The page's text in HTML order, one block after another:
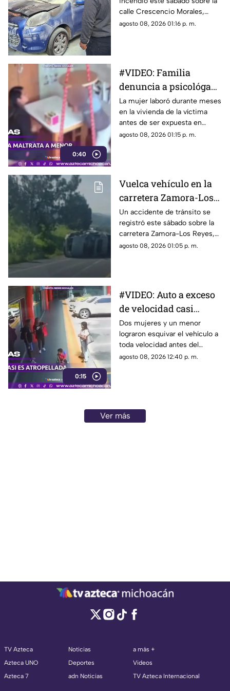
calle Crescencio Morales,
esquina con Abasolo, en el
agosto 08, 2026 01:16 p. m.
0:40
#VIDEO: Familia
denuncia a psicológa
por agredir a menor
con autismo
La mujer laboró durante meses
en la vivienda de la víctima
antes de ser expuesta en
redes. Conoce todos los
agosto 08, 2026 01:15 p. m.
Vuelca vehículo en la
carretera Zamora-Los
Reyes
Un accidente de tránsito se
registró este sábado sobre la
carretera Zamora-Los Reyes,
en el tramo comprendido
asfáltica.
agosto 08, 2026 01:05 p. m.
0:15
#VIDEO: Auto a exceso
de velocidad casi
arrolla a una familia.
Dos mujeres y un menor
lograron esquivar el vehículo a
toda velocidad antes del
choque.
agosto 08, 2026 12:40 p. m.
Ver más
TV Azteca
Azteca UNO
Azteca 7
Noticias
Deportes
adn Noticias
a más +
Videos
TV Azteca Internacional